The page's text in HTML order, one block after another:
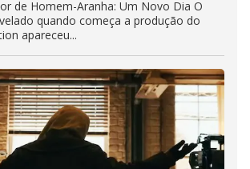
de Homem-Aranha: Um Novo Dia O
quando começa a produção do
apareceu...